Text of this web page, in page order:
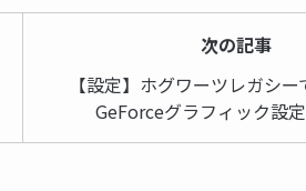
次の記事
【設定】ホグワーツレガシー
GeForceグラフィック設